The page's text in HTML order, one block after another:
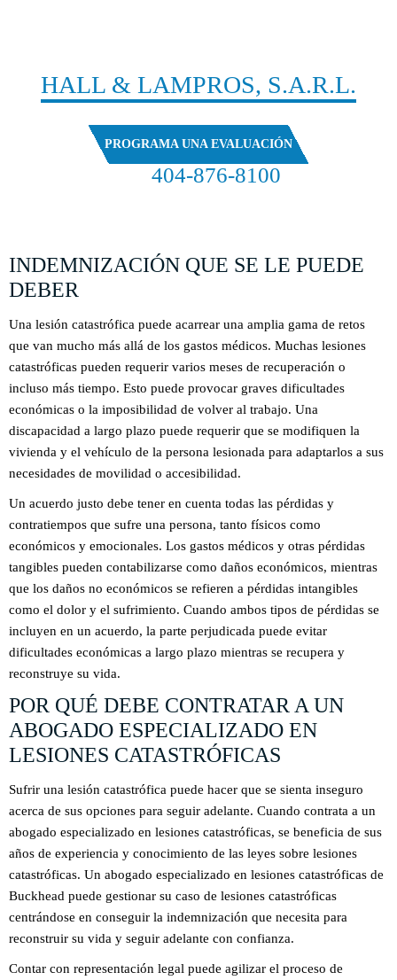
HALL & LAMPROS, S.A.R.L.
PROGRAMA UNA EVALUACIÓN
404-876-8100
INDEMNIZACIÓN QUE SE LE PUEDE
DEBER
Una lesión catastrófica puede acarrear una amplia gama de retos
que van mucho más allá de los gastos médicos. Muchas lesiones
catastróficas pueden requerir varios meses de recuperación o
incluso más tiempo. Esto puede provocar graves dificultades
económicas o la imposibilidad de volver al trabajo. Una
discapacidad a largo plazo puede requerir que se modifiquen la
vivienda y el vehículo de la persona lesionada para adaptarlos a sus
necesidades de movilidad o accesibilidad.
Un acuerdo justo debe tener en cuenta todas las pérdidas y
contratiempos que sufre una persona, tanto físicos como
económicos y emocionales. Los gastos médicos y otras pérdidas
tangibles pueden contabilizarse como daños económicos, mientras
que los daños no económicos se refieren a pérdidas intangibles
como el dolor y el sufrimiento. Cuando ambos tipos de pérdidas se
incluyen en un acuerdo, la parte perjudicada puede evitar
dificultades económicas a largo plazo mientras se recupera y
reconstruye su vida.
POR QUÉ DEBE CONTRATAR A UN
ABOGADO ESPECIALIZADO EN
LESIONES CATASTRÓFICAS
Sufrir una lesión catastrófica puede hacer que se sienta inseguro
acerca de sus opciones para seguir adelante. Cuando contrata a un
abogado especializado en lesiones catastróficas, se beneficia de sus
años de experiencia y conocimiento de las leyes sobre lesiones
catastróficas. Un abogado especializado en lesiones catastróficas de
Buckhead puede gestionar su caso de lesiones catastróficas
centrándose en conseguir la indemnización que necesita para
reconstruir su vida y seguir adelante con confianza.
Contar con representación legal puede agilizar el proceso de